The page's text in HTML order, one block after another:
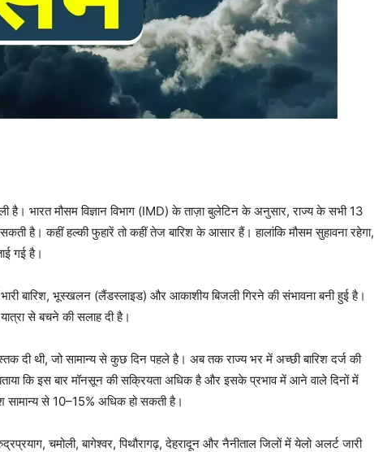
भारत मौसम विज्ञान विभाग (IMD) के ताज़ा बुलेटिन के अनुसार, राज्य के सभी 13
सकती है। कहीं हल्की फुहारें तो कहीं तेज बारिश के आसार हैं। हालांकि मौसम सुहावना रहेगा,
गई है।
बारिश, भूस्खलन (लैंडस्लाइड) और आकाशीय बिजली गिरने की संभावना बनी हुई है।
से बचने की सलाह दी है।
दी थी, जो सामान्य से कुछ दिन पहले है। अब तक राज्य भर में अच्छी बारिश दर्ज की
कि इस बार मॉनसून की सक्रियता अधिक है और इसके प्रभाव में आने वाले दिनों में
सामान्य से 10–15% अधिक हो सकती है।
चमोली, बागेश्वर, पिथौरागढ़, देहरादून और नैनीताल जिलों में येलो अलर्ट जारी